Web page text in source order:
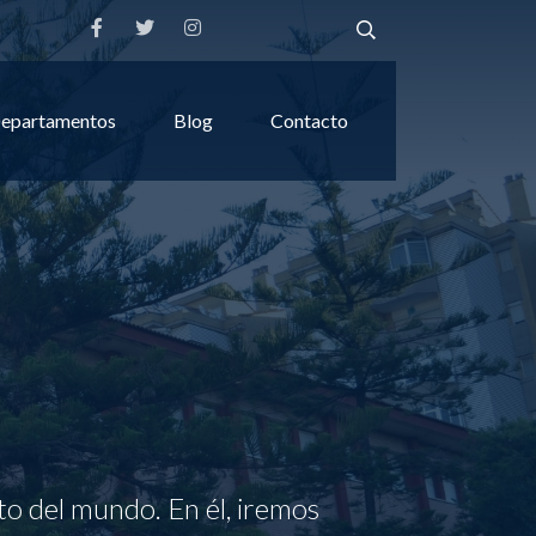
Blog Contacto
del mundo. En él, iremos